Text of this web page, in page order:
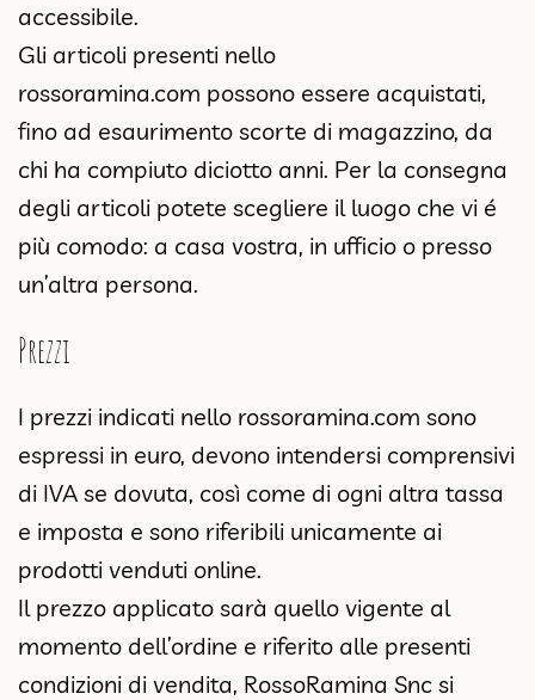
accessibile.
Gli articoli presenti nello
rossoramina.com possono essere acquistati,
fino ad esaurimento scorte di magazzino, da
chi ha compiuto diciotto anni. Per la consegna
degli articoli potete scegliere il luogo che vi é
più comodo: a casa vostra, in ufficio o presso
un’altra persona.
Prezzi
I prezzi indicati nello rossoramina.com sono
espressi in euro, devono intendersi comprensivi
di IVA se dovuta, così come di ogni altra tassa
e imposta e sono riferibili unicamente ai
prodotti venduti online.
Il prezzo applicato sarà quello vigente al
momento dell’ordine e riferito alle presenti
condizioni di vendita, RossoRamina Snc si